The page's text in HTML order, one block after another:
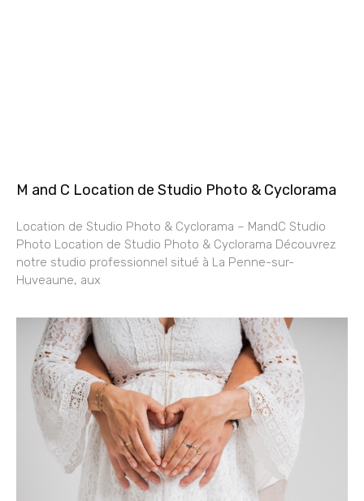
M and C Location de Studio Photo & Cyclorama
Location de Studio Photo & Cyclorama – MandC Studio
Photo Location de Studio Photo & Cyclorama Découvrez
notre studio professionnel situé à La Penne-sur-
Huveaune, aux